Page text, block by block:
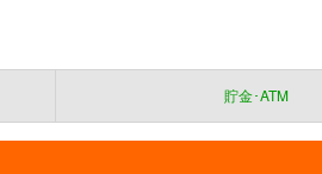
貯金･ATM